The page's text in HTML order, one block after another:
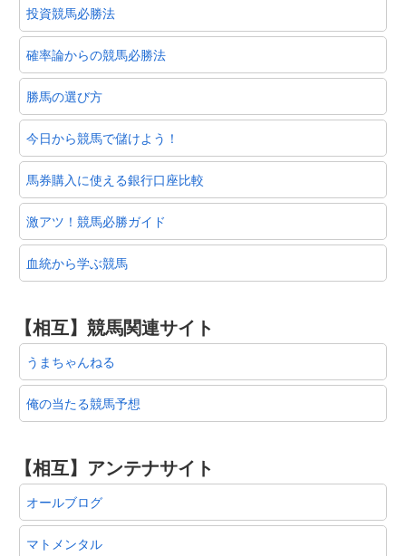
投資競馬必勝法
確率論からの競馬必勝法
勝馬の選び方
今日から競馬で儲けよう！
馬券購入に使える銀行口座比較
激アツ！競馬必勝ガイド
血統から学ぶ競馬
【相互】競馬関連サイト
うまちゃんねる
俺の当たる競馬予想
【相互】アンテナサイト
オールブログ
マトメンタル